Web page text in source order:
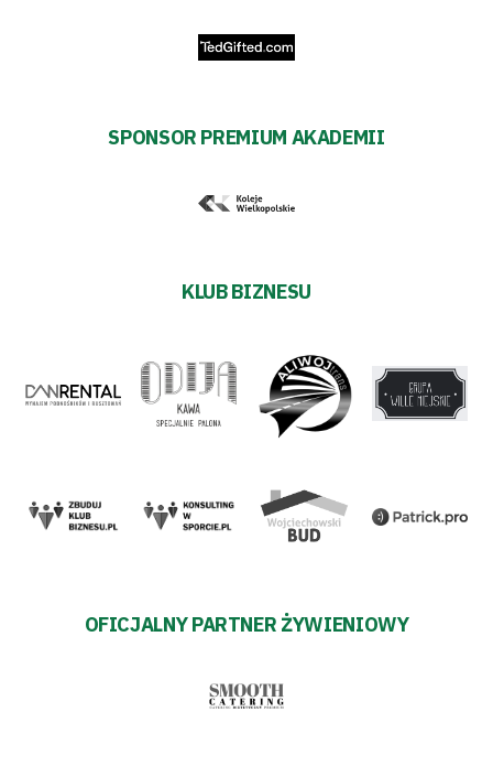
SPONSOR PREMIUM AKADEMII
KLUB BIZNESU
OFICJALNY PARTNER ŻYWIENIOWY